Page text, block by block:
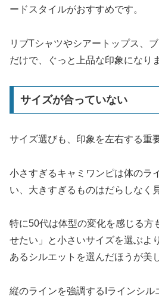
ードスタイルがおすすめです。
リブTシャツやシアートップス、
だけで、ぐっと上品な印象になり
サイズが合っていない
サイズ選びも、印象を左右する重
小さすぎるキャミワンピは体のラ
い、大きすぎるものはだらしなく
特に50代は体型の変化を感じる方
せたい」と小さいサイズを選ぶよ
あるシルエットを選んだほうが美
縦のラインを強調するIラインシル